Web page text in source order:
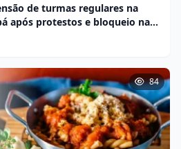
de turmas regulares na
após protestos e bloqueio na
84